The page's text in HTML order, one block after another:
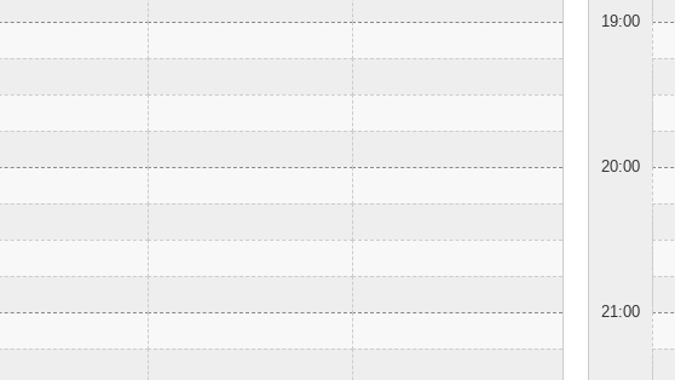
19:00
20:00
21:00